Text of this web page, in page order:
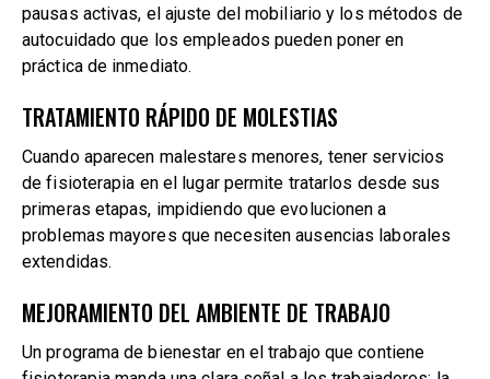
pausas activas, el ajuste del mobiliario y los métodos de
autocuidado que los empleados pueden poner en
práctica de inmediato.
TRATAMIENTO RÁPIDO DE MOLESTIAS
Cuando aparecen malestares menores, tener servicios
de fisioterapia en el lugar permite tratarlos desde sus
primeras etapas, impidiendo que evolucionen a
problemas mayores que necesiten ausencias laborales
extendidas.
MEJORAMIENTO DEL AMBIENTE DE TRABAJO
Un programa de bienestar en el trabajo que contiene